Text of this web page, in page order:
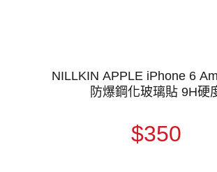
NILLKIN APPLE iPhone 6
防爆鋼化玻璃貼 9H硬
$350